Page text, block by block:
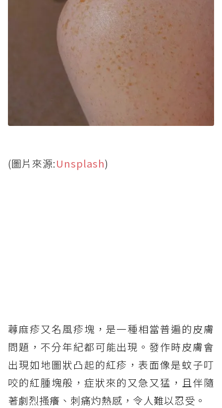
(圖片來源:Unsplash)
蕁麻疹又名風疹塊，是一種相當普遍的皮膚
問題，不分年紀都可能出現。發作時皮膚會
出現如地圖狀凸起的紅疹，表面像是蚊子叮
咬的紅腫塊般，症狀來的又急又猛，且伴隨
著劇烈搔癢、刺痛灼熱感，令人難以忍受。